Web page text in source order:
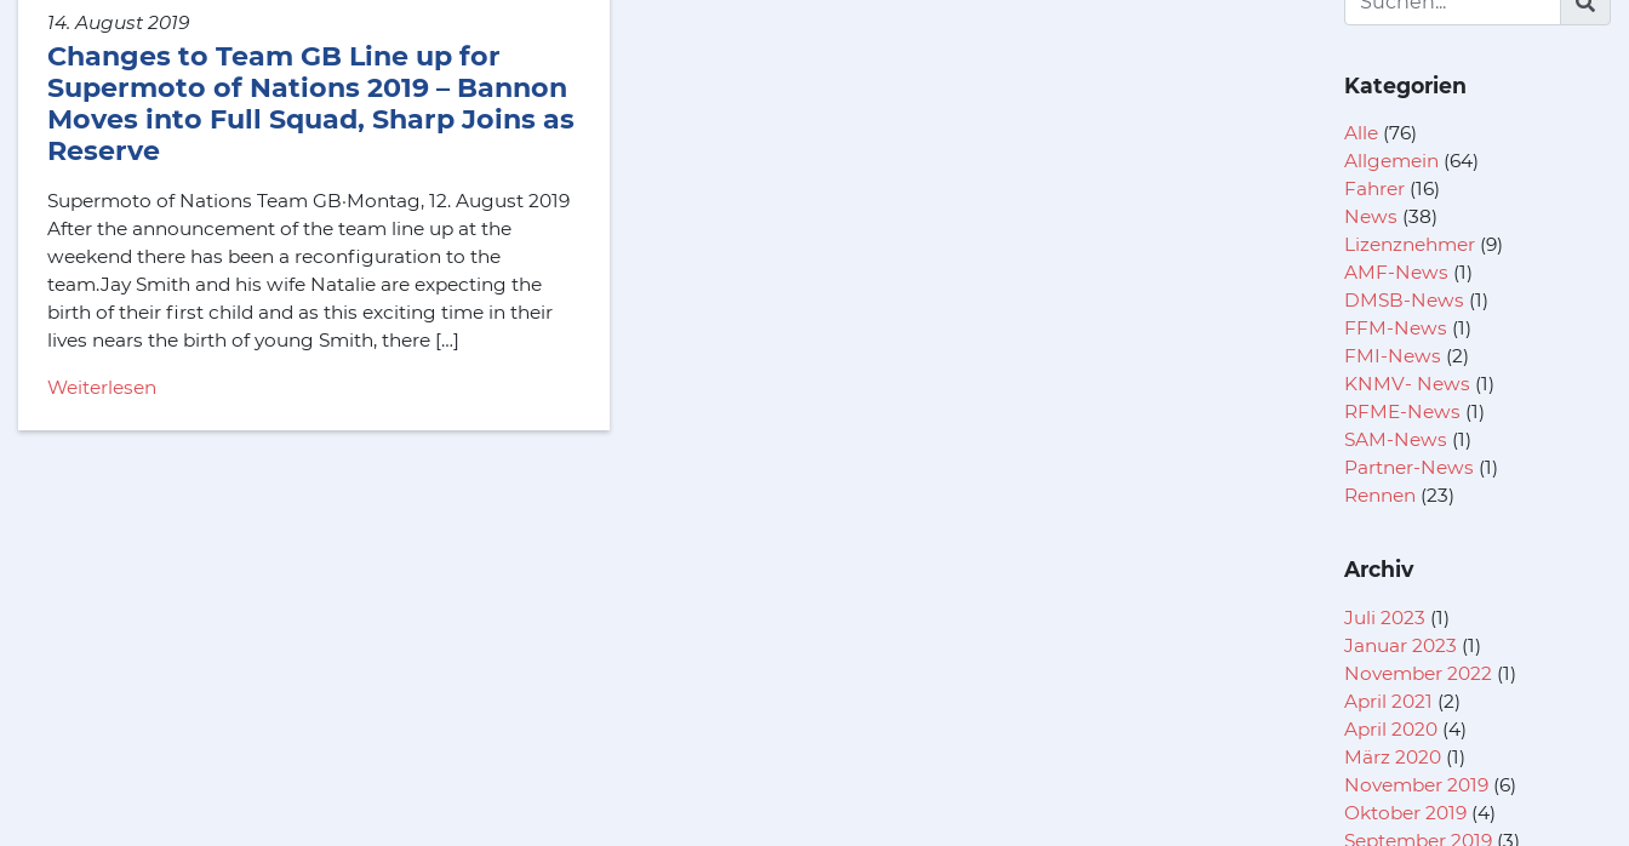
14. August 2019
Changes to Team GB Line up for
Supermoto of Nations 2019 – Bannon
Moves into Full Squad, Sharp Joins as
Reserve
Supermoto of Nations Team GB·Montag, 12. August 2019
After the announcement of the team line up at the
weekend there has been a reconfiguration to the
team.Jay Smith and his wife Natalie are expecting the
birth of their first child and as this exciting time in their
lives nears the birth of young Smith, there […]
Weiterlesen
Kategorien
Alle (76)
Allgemein (64)
Fahrer (16)
News (38)
Lizenznehmer (9)
AMF-News (1)
DMSB-News (1)
FFM-News (1)
FMI-News (2)
KNMV- News (1)
RFME-News (1)
SAM-News (1)
Partner-News (1)
Rennen (23)
Archiv
Juli 2023 (1)
Januar 2023 (1)
November 2022 (1)
April 2021 (2)
April 2020 (4)
März 2020 (1)
November 2019 (6)
Oktober 2019 (4)
September 2019 (3)